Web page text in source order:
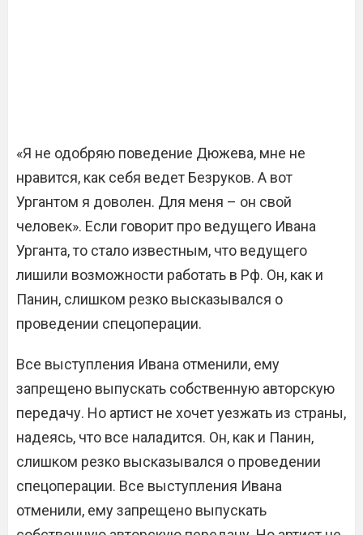
«Я не одобряю поведение Дюжева, мне не
нравится, как себя ведет Безруков. А вот
Ургантом я доволен. Для меня – он свой
человек». Если говорит про ведущего Ивана
Урганта, то стало известным, что ведущего
лишили возможности работать в Рф. Он, как и
Панин, слишком резко высказывался о
проведении спецоперации.
Все выступления Ивана отменили, ему
запрещено выпускать собственную авторскую
передачу. Но артист не хочет уезжать из страны,
надеясь, что все наладится. Он, как и Панин,
слишком резко высказывался о проведении
спецоперации. Все выступления Ивана
отменили, ему запрещено выпускать